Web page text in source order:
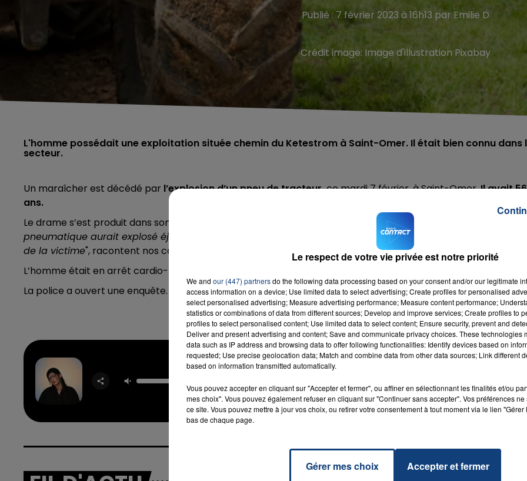
16h00 - 20h00
LA TEAM DU WEEK-END LA TEAM DU WEEK-END
Publié : 7 février 2023 à 16h13 par Emilie D
Crédit image: Image d'illustration Pixabay
L'homme possédait une exploitation située chemin du Ketestrom à Saint-Omer. Il était bien connu dans
secteur.
Un maraîcher est décédé par l’explosion d’un pneu de tracteur,ce mardi 7 février, à Saint-Omer.Il avait 56
ans.
Le drame s’est produit dans son exploitation alors qu'il tentait d'extraire la roue de son véhicule. "
pneumatique aurait explosé éjectant une pièce métallique, cette dernière s’est alors logée dans la gorge
de la victime", racontent nos confrères de La Voix du Nord.
L’homme était en arrêt cardio-respiratoire à l’arrivée des secours. Ces derniers n’ont rien pu faire.
La police a ouvert une enquête.
MARGUERITE
Le respect de votre vie privée est notre priorité
We and our (447) partnersdo the following data processing based on your consent and/or our legitimate
access information on a device; Use limited data to select advertising; Create profiles for personalised
select personalised advertising; Measure advertising performance; Measure content performance;
statistics or combinations of data from different sources; Develop and improve services; Create profiles to
profiles to select personalised content; Use limited data to select content; Ensure security, prevent and
Deliver and present advertising and content; Save and communicate privacy choices. These technologies
data such as IP address and browsing data to offer following functionalities: Identify devices based on
requested; Use precise geolocation data; Match and combine data from other data sources; Link different
based on information transmitted automatically.
Vous pouvez accepter en cliquant sur "Accepter et fermer", ou affiner en sélectionnant les finalités et/ou
mes choix". Vous pouvez également refuser en cliquant sur "Continuer sans accepter". Vos préférences
ce site. Vous pouvez mettre à jour vos choix, ou retirer votre consentement à tout moment via le lien
bas de chaque page.
Gérer mes choix Accepter et fermer